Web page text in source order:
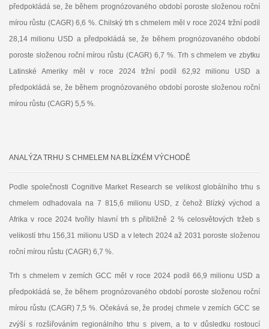
předpokládá se, že během prognózovaného období poroste složenou roční
mírou růstu (CAGR) 6,6 %. Chilský trh s chmelem měl v roce 2024 tržní podíl
28,14 milionu USD a předpokládá se, že během prognózovaného období
poroste složenou roční mírou růstu (CAGR) 6,7 %. Trh s chmelem ve zbytku
Latinské Ameriky měl v roce 2024 tržní podíl 62,92 milionu USD a
předpokládá se, že během prognózovaného období poroste složenou roční
mírou růstu (CAGR) 5,5 %.
ANALÝZA TRHU S CHMELEM NA BLÍZKÉM VÝCHODĚ
Podle společnosti Cognitive Market Research se velikost globálního trhu s
chmelem odhadovala na 7 815,6 milionu USD, z čehož Blízký východ a
Afrika v roce 2024 tvořily hlavní trh s přibližně 2 % celosvětových tržeb s
velikostí trhu 156,31 milionu USD a v letech 2024 až 2031 poroste složenou
roční mírou růstu (CAGR) 6,7 %.
Trh s chmelem v zemích GCC měl v roce 2024 podíl 66,9 milionu USD a
předpokládá se, že během prognózovaného období poroste složenou roční
mírou růstu (CAGR) 7,5 %. Očekává se, že prodej chmele v zemích GCC se
zvýší s rozšiřováním regionálního trhu s pivem, a to v důsledku rostoucí